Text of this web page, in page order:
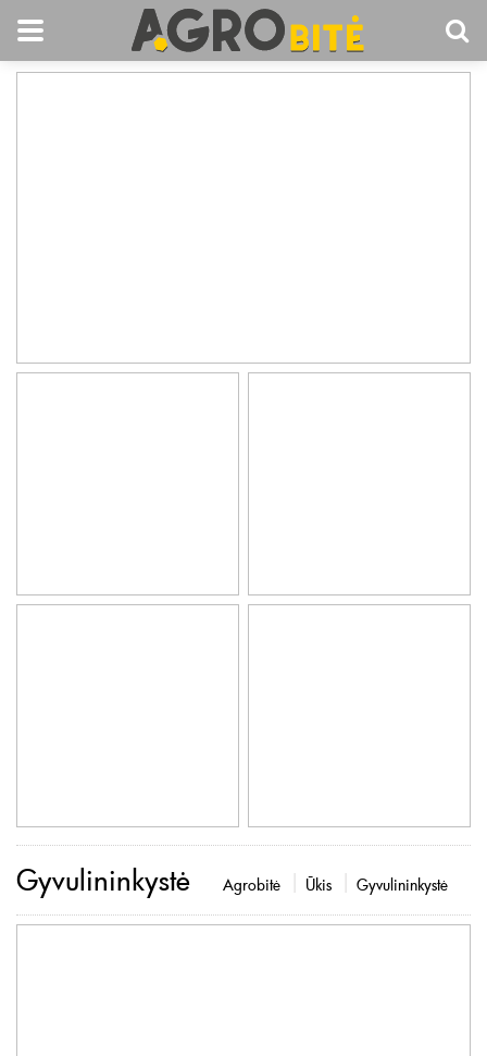
Gyvulininkystė Agrobitė Ūkis Gyvulininkystė